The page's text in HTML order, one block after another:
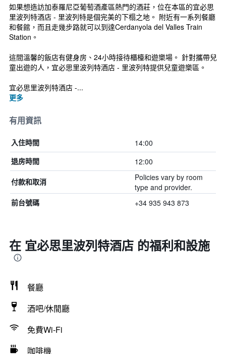
如果想造訪加泰羅尼亞葡萄酒產區熱門的酒莊，位在本區的宜必思
里波列特酒店 - 里波列特是個完美的下榻之地。 附近有一系列餐廳
和餐館，而且走幾步路就可以到達Cerdanyola del Valles Train
Station。
這間溫馨的飯店有健身房、24小時接待櫃檯和遊樂場。 針對攜帶兒
童出遊的人，宜必思里波列特酒店 - 里波列特提供兒童遊樂區。
宜必思里波列特酒店 -...
更多
有用資訊
入住時間 14:00
退房時間 12:00
付款和取消
Policies vary by room
type and provider.
前台號碼 +34 935 943 873
在 宜必思里波列特酒店 的福利和設施
餐廳
酒吧/休閒廳
免費Wi-Fi
咖啡機